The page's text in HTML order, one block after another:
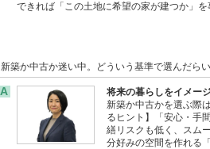
できれば「この土地に希望の家が建つか
新築か中古か迷い中。どういう基準で選んだら
A
将来の暮らしをイメー
新築か中古かを選ぶ際
るヒント】「安心・手
繕リスクも低く、スム
分好みの空間を作れる